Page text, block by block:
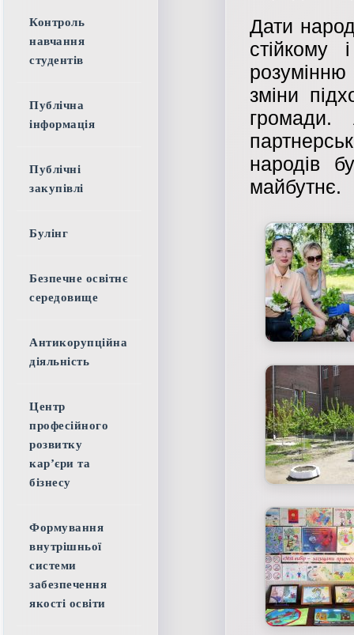
Дати
стійкому
зміни
громади.
народів
майбутнє.
Контроль
навчання
студентів
Публічна
інформація
Публічні
закупівлі
Булінг
Безпечне освітнє
середовище
Антикорупційна
діяльність
Центр
професійного
розвитку
кар’єри та
бізнесу
Формування
внутрішньої
системи
забезпечення
якості освіти